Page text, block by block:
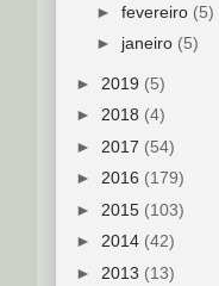
► fevereiro (5)
► janeiro (5)
► 2019 (5)
► 2018 (4)
► 2017 (54)
► 2016 (179)
► 2015 (103)
► 2014 (42)
► 2013 (13)